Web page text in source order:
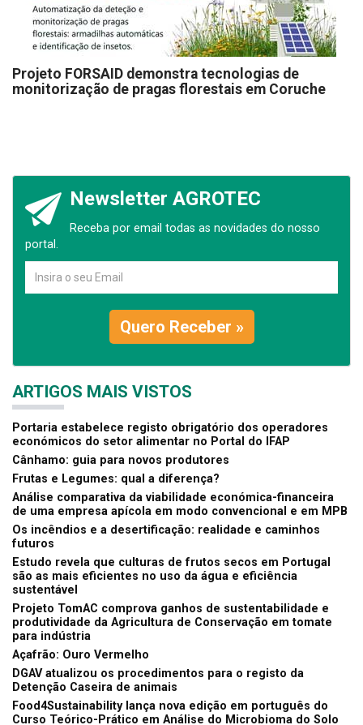
Projeto FORSAID demonstra tecnologias de
monitorização de pragas florestais em Coruche
Newsletter AGROTEC
Receba por email todas as novidades do nosso
portal.
Quero Receber »
ARTIGOS MAIS VISTOS
Portaria estabelece registo obrigatório dos operadores
económicos do setor alimentar no Portal do IFAP
Cânhamo: guia para novos produtores
Frutas e Legumes: qual a diferença?
Análise comparativa da viabilidade económica-financeira
de uma empresa apícola em modo convencional e em MPB
Os incêndios e a desertificação: realidade e caminhos
futuros
Estudo revela que culturas de frutos secos em Portugal
são as mais eficientes no uso da água e eficiência
sustentável
Projeto TomAC comprova ganhos de sustentabilidade e
produtividade da Agricultura de Conservação em tomate
para indústria
Açafrão: Ouro Vermelho
DGAV atualizou os procedimentos para o registo da
Detenção Caseira de animais
Food4Sustainability lança nova edição em português do
Curso Teórico-Prático em Análise do Microbioma do Solo